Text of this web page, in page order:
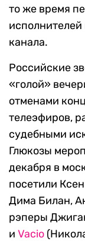
то же время
канала.
Российские
«голой»
отменами
телеэфиров,
судебными
Глюкозы
декабря в
посетили
Дима Билан,
рэперы
и Vacio